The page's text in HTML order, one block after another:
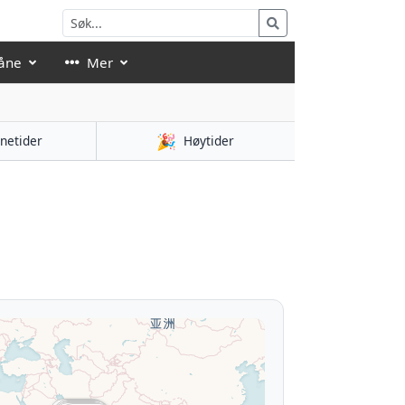
Mer
🎉 Høytider